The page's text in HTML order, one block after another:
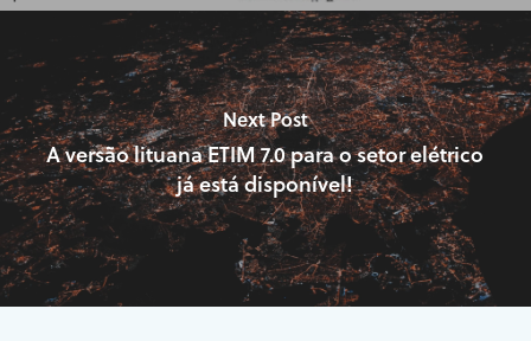
Next Post
A versão lituana ETIM 7.0 para o setor elétrico
já está disponível!